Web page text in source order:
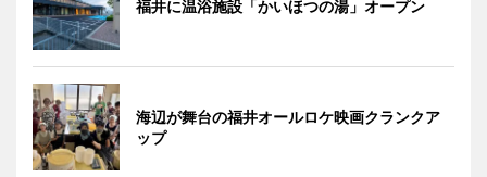
福井に温浴施設「かいほつの湯」オープン
海辺が舞台の福井オールロケ映画クランクア
ップ